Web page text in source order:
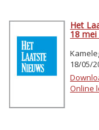
Het
18 mei
18/05/
Online